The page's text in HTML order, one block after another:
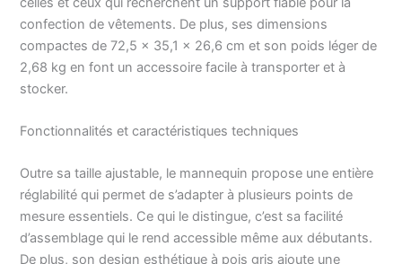
| Largeur des épaules:
34 cm | Tour d'Épaule au
mamelon: 22 cm | Si
vous plaît verifier vos
confection de vêtements. De plus, ses dimensions
compactes de 72,5 x 35,1 x 26,6 cm et son poids léger de
2,68 kg en font un accessoire facile à transporter et à
stocker.
Fonctionnalités et caractéristiques techniques
Outre sa taille ajustable, le mannequin propose une entière
réglabilité qui permet de s’adapter à plusieurs points de
mesure essentiels. Ce qui le distingue, c’est sa facilité
d’assemblage qui le rend accessible même aux débutants.
De plus, son design esthétique à pois gris ajoute une